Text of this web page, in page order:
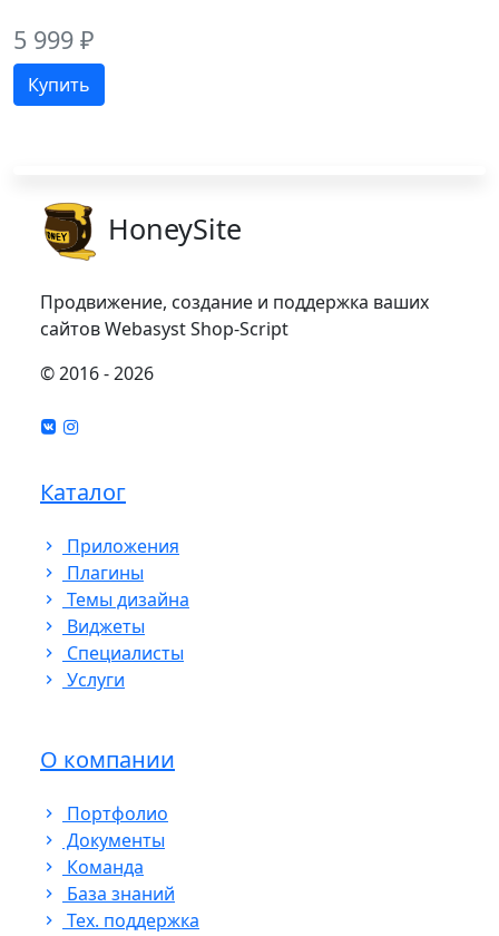
5 999 ₽
HoneySite
Продвижение, создание и поддержка ваших
сайтов Webasyst Shop-Script
© 2016 - 2026
Каталог
Приложения
Плагины
Темы дизайна
Виджеты
Cпециалисты
Услуги
О компании
Портфолио
Документы
Команда
База знаний
Тех. поддержка